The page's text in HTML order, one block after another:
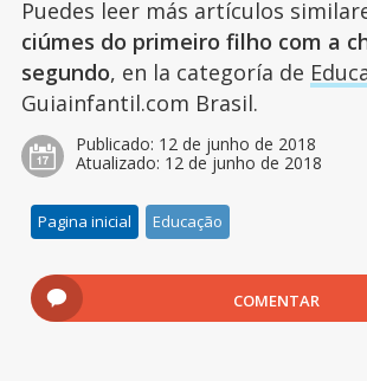
Puedes leer más artículos
ciúmes do primeiro filho com a
segundo, en la categoría de
Guiainfantil.com Brasil.
Publicado: 12 de junho de 2018
Atualizado: 12 de junho de 2018
Pagina inicial Educação
COMENTAR